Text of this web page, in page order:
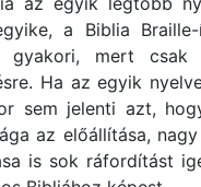
a Biblia
gyakori, mert csak
Ha az egyik
sem jelenti azt,
az előállítása,
is sok ráfordítást